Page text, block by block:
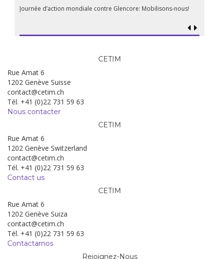
Journée d’action mondiale contre Glencore: Mobilisons-nous!
CETIM
Rue Amat 6
1202 Genève Suisse
contact@cetim.ch
Tél. +41 (0)22 731 59 63
Nous contacter
CETIM
Rue Amat 6
1202 Genève Switzerland
contact@cetim.ch
Tél. +41 (0)22 731 59 63
Contact us
CETIM
Rue Amat 6
1202 Genève Suiza
contact@cetim.ch
Tél. +41 (0)22 731 59 63
Contactarnos
Rejoignez-Nous